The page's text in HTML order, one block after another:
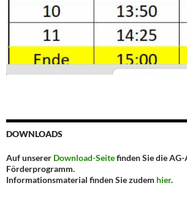
DOWNLOADS
Auf unserer Download-Seitefinden Sie die
Förderprogramm.
Informationsmaterial finden Sie zudem hier.